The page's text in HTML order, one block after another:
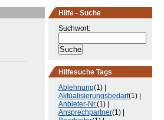
Hilfe - Suche
Suchwort:
Hilfesuche Tags
Ablehnung(1) |
Aktualisierungsbedarf(1) |
Anbieter-Nr.(1) |
Ansprechpartner(1) |